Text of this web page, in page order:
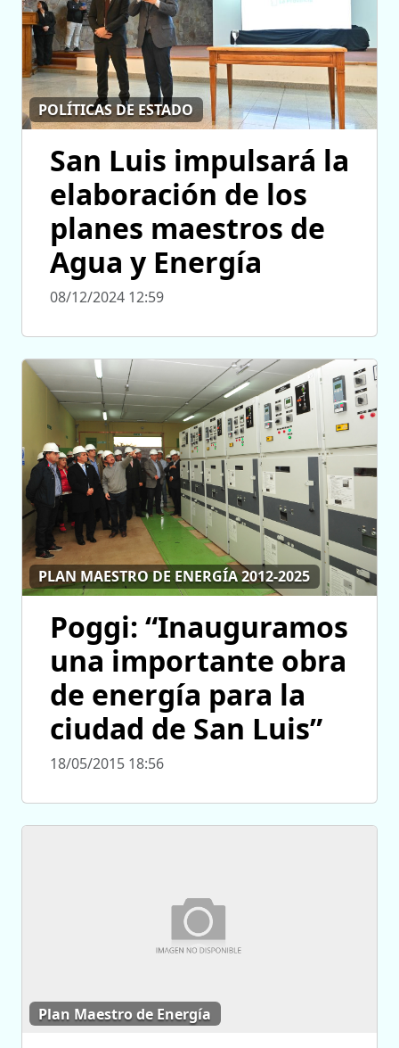
POLÍTICAS DE ESTADO
San Luis impulsará la
elaboración de los
planes maestros de
Agua y Energía
08/12/2024 12:59
PLAN MAESTRO DE ENERGÍA 2012-2025
Poggi: “Inauguramos
una importante obra
de energía para la
ciudad de San Luis”
18/05/2015 18:56
Plan Maestro de Energía